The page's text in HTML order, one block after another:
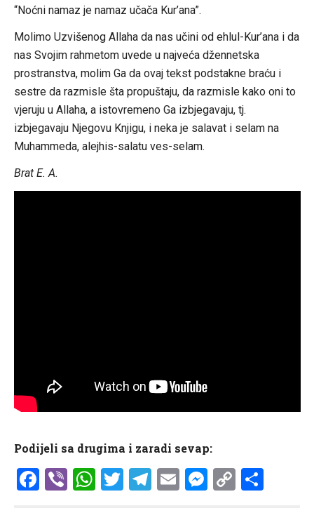
“Noćni namaz je namaz učača Kur’ana”.
Molimo Uzvišenog Allaha da nas učini od ehlul-Kur’ana i da
nas Svojim rahmetom uvede u najveća džennetska
prostranstva, molim Ga da ovaj tekst podstakne braću i
sestre da razmisle šta propuštaju, da razmisle kako oni to
vjeruju u Allaha, a istovremeno Ga izbjegavaju, tj.
izbjegavaju Njegovu Knjigu, i neka je salavat i selam na
Muhammeda, alejhis-salatu ves-selam.
Brat E. A.
Podijeli sa drugima i zaradi sevap:
Facebook
ViberWhatsApp
Twitter
Telegram
EmailCopy